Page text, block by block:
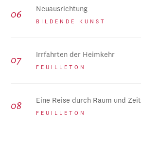
Neuausrichtung
BILDENDE KUNST
Irrfahrten der Heimkehr
FEUILLETON
Eine Reise durch Raum und Zeit
FEUILLETON